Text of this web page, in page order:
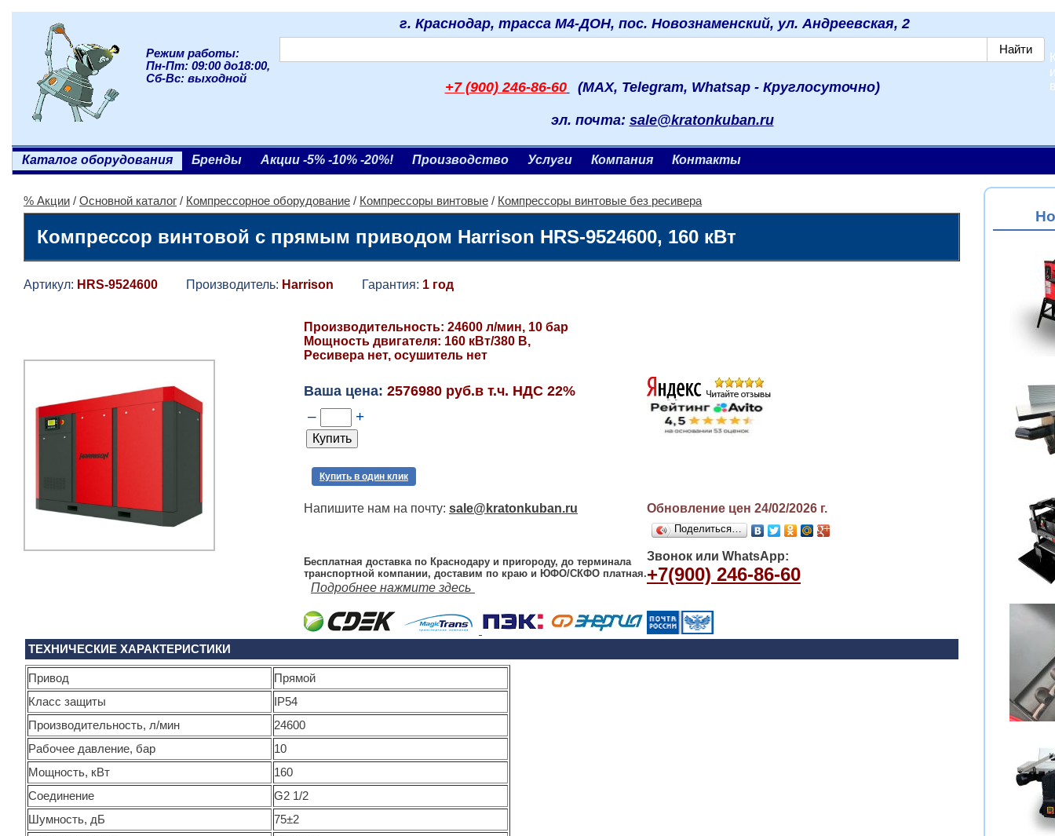
Режим работы:
Пн-Пт: 09:00 до18:00,
Сб-Вс: выходной
г. Краснодар, трасса М4-ДОН, пос. Новознаменский, ул. Андреевская, 2
+7 (900) 246-86-60 (MAX, Telegram, Whatsap - Круглосуточно)
эл. почта: sale@kratonkuban.ru
Каталог оборудования Бренды Акции -5% -10% -20%! Производство Услуги Компания Контакты
% Акции / Основной каталог / Компрессорное оборудование / Компрессоры винтовые / Компрессоры винтовые без ресивера
Компрессор винтовой с прямым приводом Harrison HRS-9524600, 160 кВт
Артикул: HRS-9524600 Производитель: Harrison Гарантия: 1 год
Производительность: 24600 л/мин, 10 бар
Мощность двигателя: 160 кВт/380 В,
Ресивера нет, осушитель нет
Ваша цена: 2576980 руб.в т.ч. НДС 22%
– +
Купить в один клик
Напишите нам на почту: sale@kratonkuban.ru Обновление цен 24/02/2026 г.
Поделиться…
Бесплатная доставка по Краснодару и пригороду, до терминала
транспортной компании, доставим по краю и ЮФО/СКФО платная.
Подробнее нажмите здесь
Звонок или WhatsApp:
+7(900) 246-86-60
ТЕХНИЧЕСКИЕ ХАРАКТЕРИСТИКИ
Привод
Прямой
Класс защиты
IP54
Производительность, л/мин
24600
Рабочее давление, бар
10
Мощность, кВт
160
Соединение
G2 1/2
Шумность, дБ
75±2